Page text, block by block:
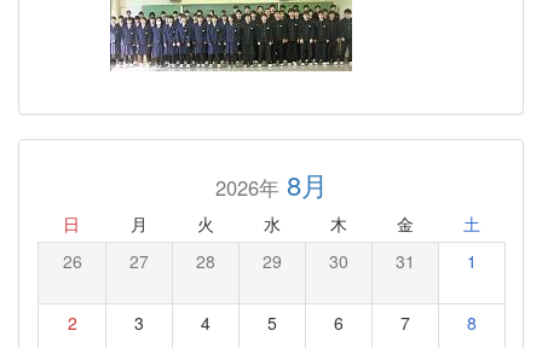
2026年8月
日 月 火 水 木 金 土
26 27 28 29 30 31 1
2 3 4 5 6 7 8